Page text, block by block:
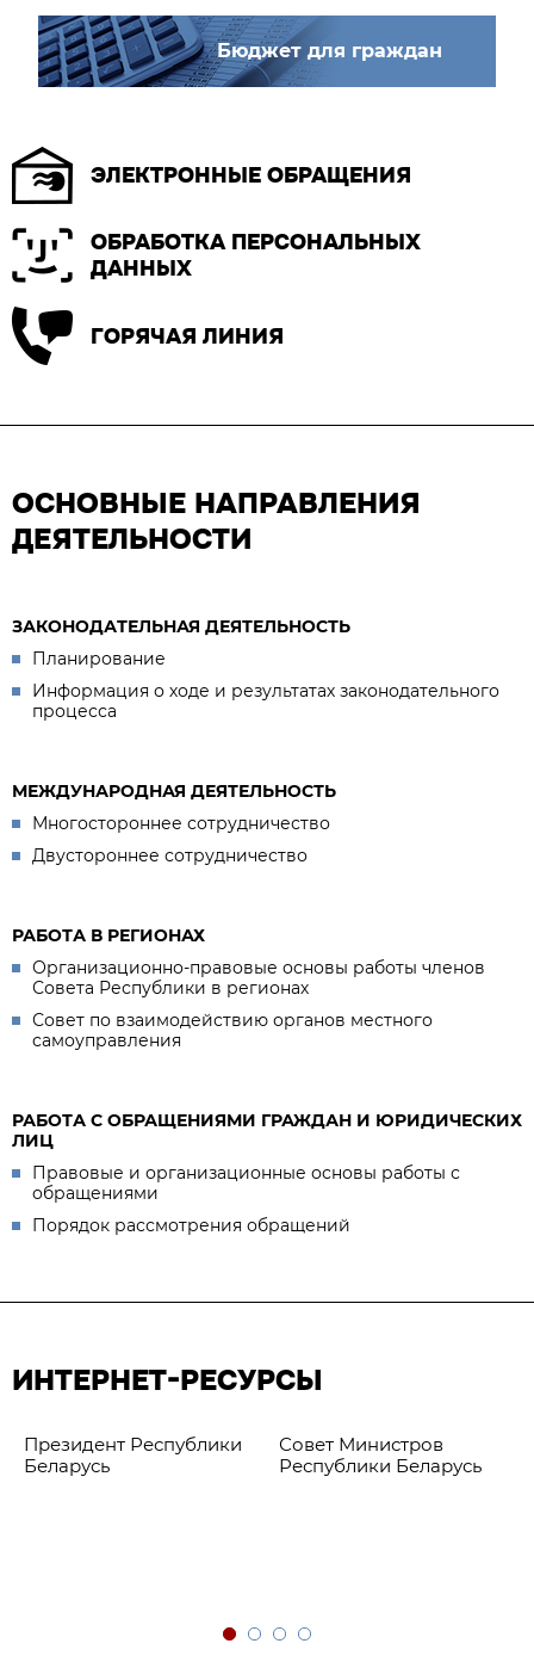
Бюджет для граждан
ЭЛЕКТРОННЫЕ ОБРАЩЕНИЯ
ОБРАБОТКА ПЕРСОНАЛЬНЫХ
ДАННЫХ
ГОРЯЧАЯ ЛИНИЯ
ОСНОВНЫЕ НАПРАВЛЕНИЯ
ДЕЯТЕЛЬНОСТИ
ЗАКОНОДАТЕЛЬНАЯ ДЕЯТЕЛЬНОСТЬ
Планирование
Информация о ходе и результатах законодательного
процесса
МЕЖДУНАРОДНАЯ ДЕЯТЕЛЬНОСТЬ
Многостороннее сотрудничество
Двустороннее сотрудничество
РАБОТА В РЕГИОНАХ
Организационно-правовые основы работы членов
Совета Республики в регионах
Совет по взаимодействию органов местного
самоуправления
РАБОТА С ОБРАЩЕНИЯМИ ГРАЖДАН И ЮРИДИЧЕСКИХ
ЛИЦ
Правовые и организационные основы работы с
обращениями
Порядок рассмотрения обращений
ИНТЕРНЕТ-РЕСУРСЫ
Президент Республики
Беларусь
Совет Министров
Республики Беларусь